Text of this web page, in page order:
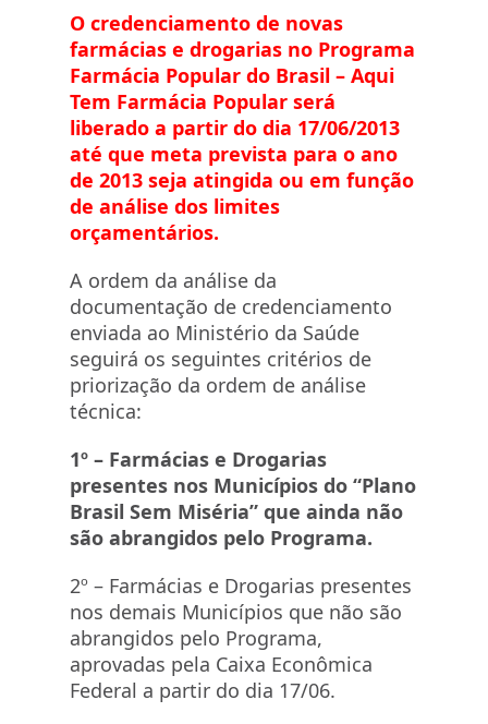
O credenciamento de novas
farmácias e drogarias no Programa
Farmácia Popular do Brasil – Aqui
Tem Farmácia Popular será
liberado a partir do dia 17/06/2013
até que meta prevista para o ano
de 2013 seja atingida ou em função
de análise dos limites
orçamentários.
A ordem da análise da
documentação de credenciamento
enviada ao Ministério da Saúde
seguirá os seguintes critérios de
priorização da ordem de análise
técnica:
1º – Farmácias e Drogarias
presentes nos Municípios do “Plano
Brasil Sem Miséria” que ainda não
são abrangidos pelo Programa.
2º – Farmácias e Drogarias presentes
nos demais Municípios que não são
abrangidos pelo Programa,
aprovadas pela Caixa Econômica
Federal a partir do dia 17/06.